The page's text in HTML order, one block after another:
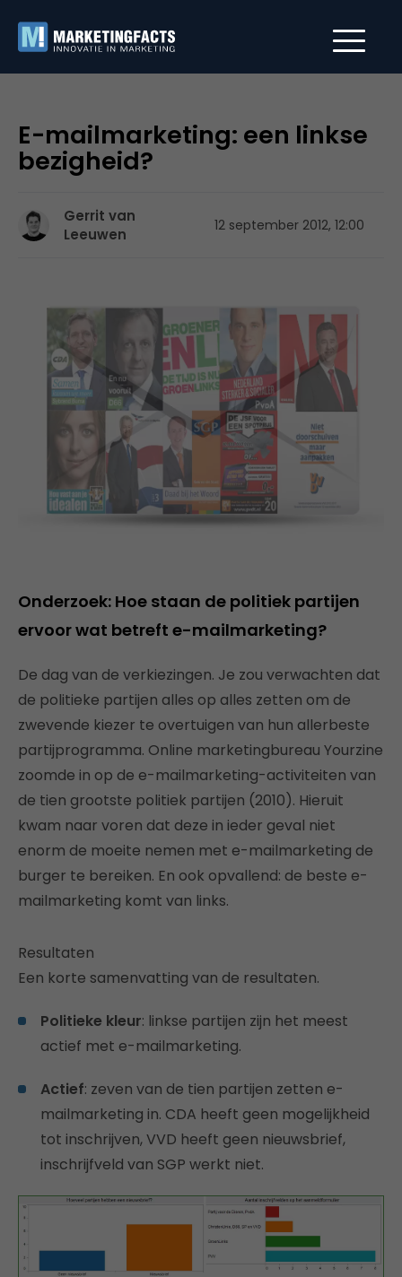
E-mailmarketing: een linkse
bezigheid?
Gerrit van
Leeuwen
12 september 2012, 12:00
Onderzoek: Hoe staan de politiek partijen
ervoor wat betreft e-mailmarketing?
De dag van de verkiezingen. Je zou verwachten dat
de politieke partijen alles op alles zetten om de
zwevende kiezer te overtuigen van hun allerbeste
partijprogramma. Online marketingbureau Yourzine
zoomde in op de e-mailmarketing-activiteiten van
de tien grootste politiek partijen (2010). Hieruit
kwam naar voren dat deze in ieder geval niet
enorm de moeite nemen met e-mailmarketing de
burger te bereiken. En ook opvallend: de beste e-
mailmarketing komt van links.
Resultaten
Een korte samenvatting van de resultaten.
Politieke kleur: linkse partijen zijn het meest
actief met e-mailmarketing.
Actief: zeven van de tien partijen zetten e-
mailmarketing in. CDA heeft geen mogelijkheid
tot inschrijven, VVD heeft geen nieuwsbrief,
inschrijfveld van SGP werkt niet.